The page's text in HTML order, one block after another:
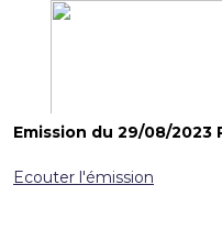
Emission du 29/08/2023
Ecouter l'émission